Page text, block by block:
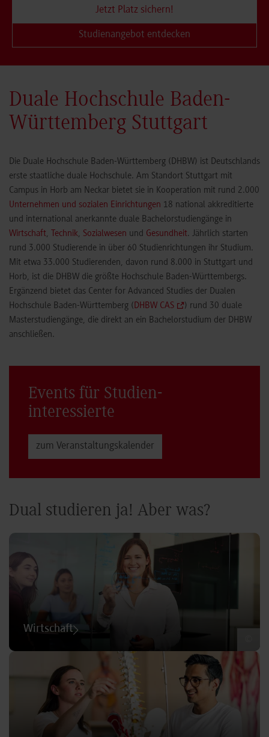
Jetzt Platz sichern!
Studienangebot entdecken
Duale Hochschule Baden-
Württemberg Stuttgart
Die Duale Hochschule Baden-Württemberg (DHBW) ist Deutschlands
erste staatliche duale Hochschule. Am Standort Stuttgart mit
Campus in Horb am Neckar bietet sie in Kooperation mit rund 2.000
Unternehmen und sozialen Einrichtungen 18 national akkreditierte
und international anerkannte duale Bachelorstudiengänge in
Wirtschaft, Technik, Sozialwesen und Gesundheit. Jährlich starten
rund 3.000 Studierende in über 60 Studienrichtungen ihr Studium.
Mit etwa 33.000 Studierenden, davon rund 8.000 in Stuttgart und
Horb, ist die DHBW die größte Hochschule Baden-Württembergs.
Ergänzend bietet das Center for Advanced Studies der Dualen
Hochschule Baden-Württemberg (DHBW CAS
) rund 30 duale
Masterstudiengänge, die direkt an ein Bachelorstudium der DHBW
anschließen.
Events für Studien­
interessierte
zum Veranstaltungs­kalender
Dual studieren ja! Aber was?
Wirtschaft